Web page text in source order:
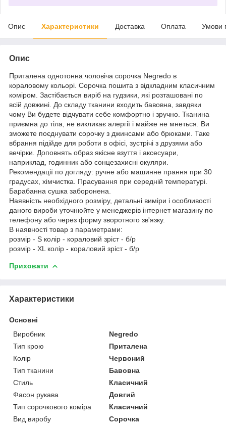
Опис Характеристики Доставка Оплата Умови
Опис
Приталена однотонна чоловіча сорочка Negredo в
кораловому кольорі. Сорочка пошита з відкладним класичним
коміром. Застібається виріб на гудзики, які розташовані по
всій довжині. До складу тканини входить бавовна, завдяки
чому Ви будете відчувати себе комфортно і зручно. Тканина
приємна до тіла, не викликає алергії і майже не мнеться. Ви
зможете поєднувати сорочку з джинсами або брюками. Таке
вбрання підійде для роботи в офісі, зустрічі з друзями або
вечірки. Доповнять образ якісне взуття і аксесуари,
наприклад, годинник або сонцезахисні окуляри.
Рекомендації по догляду: ручне або машинне прання при 30
градусах, хімчистка. Прасування при середній температурі.
Барабанна сушка заборонена.
Наявність необхідного розміру, детальні виміри і особливості
даного вироби уточнюйте у менеджерів інтернет магазину по
телефону або через форму зворотного зв'язку.
В наявності товар з параметрами:
розмір - S колір - кораловий зріст - б/р
розмір - XL колір - кораловий зріст - б/р
Приховати
Характеристики
Основні
Виробник
Negredo
Тип крою
Приталена
Колір
Червоний
Тип тканини
Бавовна
Стиль
Класичний
Фасон рукава
Довгий
Тип сорочкового коміра
Класичний
Вид виробу
Сорочка